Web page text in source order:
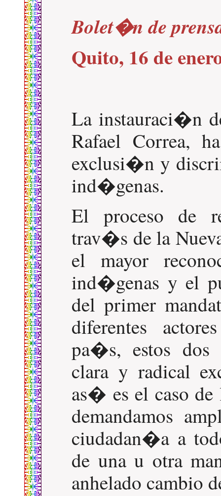
Bolet�n de
Quito, 16 de
La instauraci�n
Rafael Correa,
exclusi�n y
ind�genas.
El proceso de
trav�s de la
el mayor
ind�genas y el
del primer
diferentes
pa�s, estos
clara y radical
as� es el caso
demandamos
ciudadan�a a
de una u otra
anhelado cambio